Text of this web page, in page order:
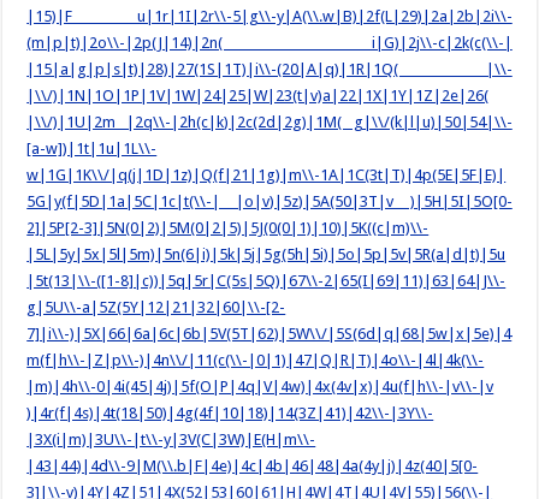
|15)|F u|1r|1I|2r\\-5|g\\-y|A(\\.w|B)|2f(L|29)|2a|2b|2i\\-
(m|p|t)|2o\\-|2p(J|14)|2n( i|G)|2j\\-c|2k(c(\\-|
|15|a|g|p|s|t)|28)|27(1S|1T)|i\\-(20|A|q)|1R|1Q( |\\-
|\\/)|1N|1O|1P|1V|1W|24|25|W|23(t|v)a|22|1X|1Y|1Z|2e|26(
|\\/)|1U|2m |2q\\-|2h(c|k)|2c(2d|2g)|1M( g|\\/(k|l|u)|50|54|\\-
[a-w])|1t|1u|1L\\-
w|1G|1K\\/|q(j|1D|1z)|Q(f|21|1g)|m\\-1A|1C(3t|T)|4p(5E|5F|E)|
5G|y(f|5D|1a|5C|1c|t(\\-| |o|v)|5z)|5A(50|3T|v )|5H|5I|5O[0-
2]|5P[2-3]|5N(0|2)|5M(0|2|5)|5J(0(0|1)|10)|5K((c|m)\\-
|5L|5y|5x|5l|5m)|5n(6|i)|5k|5j|5g(5h|5i)|5o|5p|5v|5R(a|d|t)|5u
|5t(13|\\-([1-8]|c))|5q|5r|C(5s|5Q)|67\\-2|65(I|69|11)|63|64|J\\-
g|5U\\-a|5Z(5Y|12|21|32|60|\\-[2-
7]|i\\-)|5X|66|6a|6c|6b|5V(5T|62)|5W\\/|5S(6d|q|68|5w|x|5e)|4
m(f|h\\-|Z|p\\-)|4n\\/|11(c(\\-|0|1)|47|Q|R|T)|4o\\-|4l|4k(\\-
|m)|4h\\-0|4i(45|4j)|5f(O|P|4q|V|4w)|4x(4v|x)|4u(f|h\\-|v\\-|v
)|4r(f|4s)|4t(18|50)|4g(4f|10|18)|14(3Z|41)|42\\-|3Y\\-
|3X(i|m)|3U\\-|t\\-y|3V(C|3W)|E(H|m\\-
|43|44)|4d\\-9|M(\\.b|F|4e)|4c|4b|46|48|4a(4y|j)|4z(40|5[0-
3]|\\-v)|4Y|4Z|51|4X(52|53|60|61|H|4W|4T|4U|4V|55)|56(\\-|